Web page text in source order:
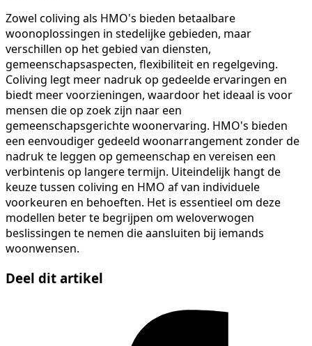
Zowel coliving als HMO's bieden betaalbare
woonoplossingen in stedelijke gebieden, maar
verschillen op het gebied van diensten,
gemeenschapsaspecten, flexibiliteit en regelgeving.
Coliving legt meer nadruk op gedeelde ervaringen en
biedt meer voorzieningen, waardoor het ideaal is voor
mensen die op zoek zijn naar een
gemeenschapsgerichte woonervaring. HMO's bieden
een eenvoudiger gedeeld woonarrangement zonder de
nadruk te leggen op gemeenschap en vereisen een
verbintenis op langere termijn. Uiteindelijk hangt de
keuze tussen coliving en HMO af van individuele
voorkeuren en behoeften. Het is essentieel om deze
modellen beter te begrijpen om weloverwogen
beslissingen te nemen die aansluiten bij iemands
woonwensen.
Deel dit artikel